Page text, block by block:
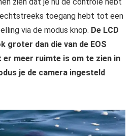
zien dat je nu de controle hebt
toegang hebt tot een
via de modus knop. De LCD
groter dan die van de EOS
er meer ruimte is om te zien in
je de camera ingesteld